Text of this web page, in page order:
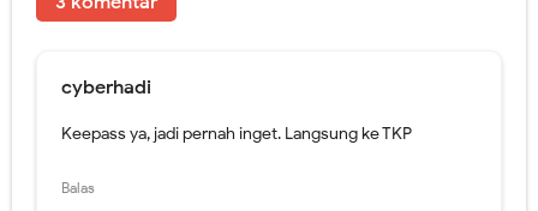
cyberhadi
Keepass ya, jadi pernah inget. Langsung ke TKP
Balas